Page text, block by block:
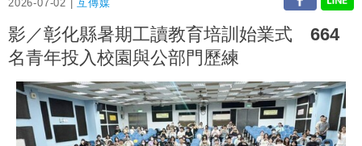
2026-07-02 |互傳媒
影／彰化縣暑期工讀教育培訓始業式 664
名青年投入校園與公部門歷練